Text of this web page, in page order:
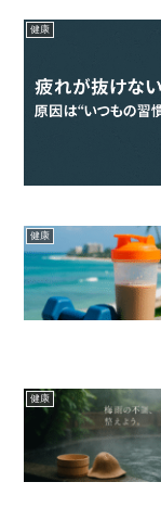
健康
健康
健康